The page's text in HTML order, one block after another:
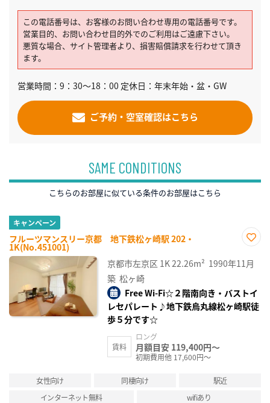
この電話番号は、お客様のお問い合わせ専用の電話番号です。
営業目的、お問い合わせ目的外でのご利用はご遠慮下さい。
悪質な場合、サイト管理者より、損害賠償請求を行わせて頂き
ます。
営業時間：9：30～18：00 定休日：年末年始・盆・GW
ご予約・空室確認はこちら
SAME CONDITIONS
こちらのお部屋に似ている条件のお部屋はこちら
キャンペーン
フルーツマンスリー京都 地下鉄松ヶ崎駅 202・
1K(No.451001)
に入
り登
京都市左京区 1K22.26m² 1990年11月
築 松ヶ崎
Free Wi-Fi☆２階南向き・バストイ
レセパレート♪地下鉄烏丸線松ヶ崎駅徒
歩５分です☆
賃料
ロング
月額目安 119,400円～
初期費用他 17,600円～
女性向け 同棲向け
駅近
インターネット無料
wifiあり